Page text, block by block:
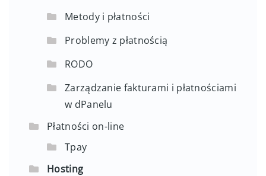
Metody i płatności
Problemy z płatnością
RODO
Zarządzanie fakturami i płatnościami
w dPanelu
Płatności on-line
Tpay
Hosting